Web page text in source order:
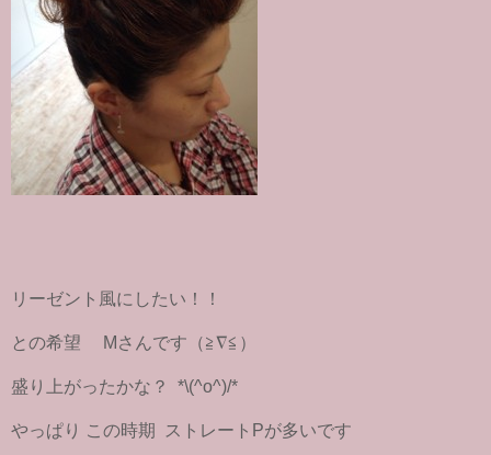
リーゼント風にしたい！！
との希望 Mさんです（≧∇≦）
盛り上がったかな？ *\(^o^)/*
やっぱり この時期 ストレートPが多いです